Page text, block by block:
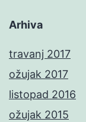
Arhiva
travanj 2017
ožujak 2017
listopad 2016
ožujak 2015